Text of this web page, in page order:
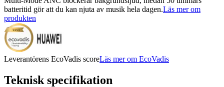
batteritid gör att du kan njuta av musik hela dagen.Läs mer om
produkten
Leverantörens EcoVadis scoreLäs mer om EcoVadis
Teknisk specifikation